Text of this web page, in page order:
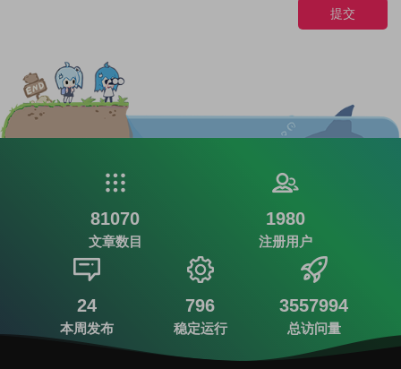
提交
81070
文章数目
1980
注册用户
24
本周发布
796
稳定运行
3557994
总访问量